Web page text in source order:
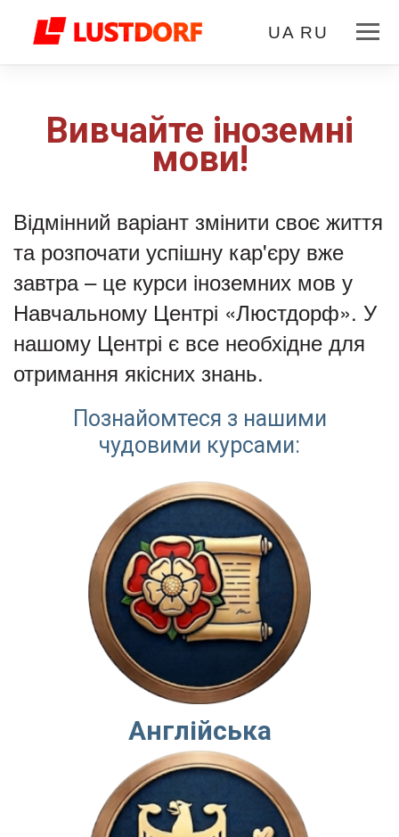
UA RU
Вивчайте іноземні
мови!
Відмінний варіант змінити своє життя
та розпочати успішну кар'єру вже
завтра – це курси іноземних мов у
Навчальному Центрі «Люстдорф». У
нашому Центрі є все необхідне для
отримання якісних знань.
Познайомтеся з нашими
чудовими курсами:
Англійська